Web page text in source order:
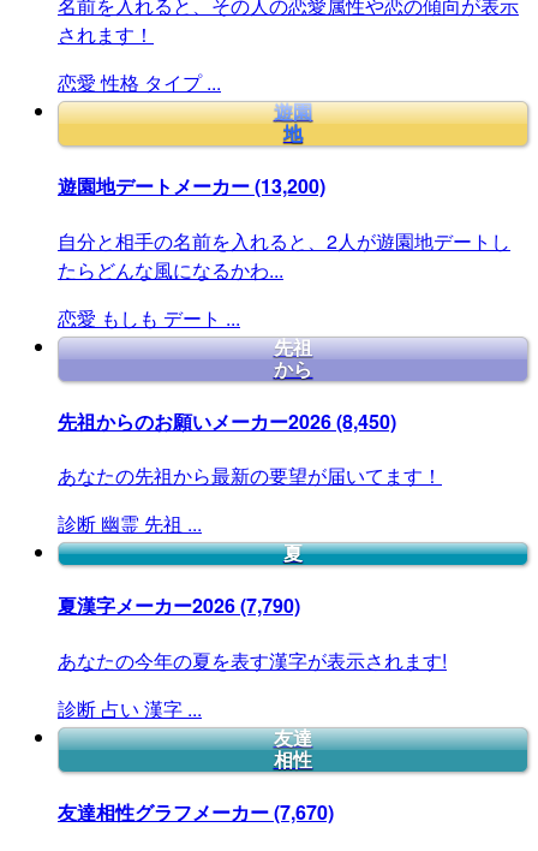
されます！
恋愛 性格 タイプ ...
遊園
地
遊園地デートメーカー(13,200)
自分と相手の名前を入れると、2人が遊園地デートし
たらどんな風になるかわ...
恋愛 もしも デート ...
先祖
から
先祖からのお願いメーカー2026(8,450)
あなたの先祖から最新の要望が届いてます！
診断 幽霊 先祖 ...
夏
夏漢字メーカー2026(7,790)
あなたの今年の夏を表す漢字が表示されます!
診断 占い 漢字 ...
友達
相性
友達相性グラフメーカー(7,670)